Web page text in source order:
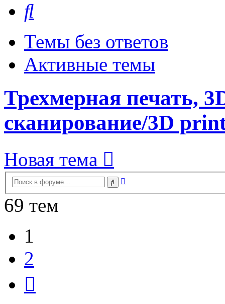
Темы без ответов
Активные темы
Трехмерная печать,
сканирование/3D
Новая тема
Поиск
69 тем
1
2